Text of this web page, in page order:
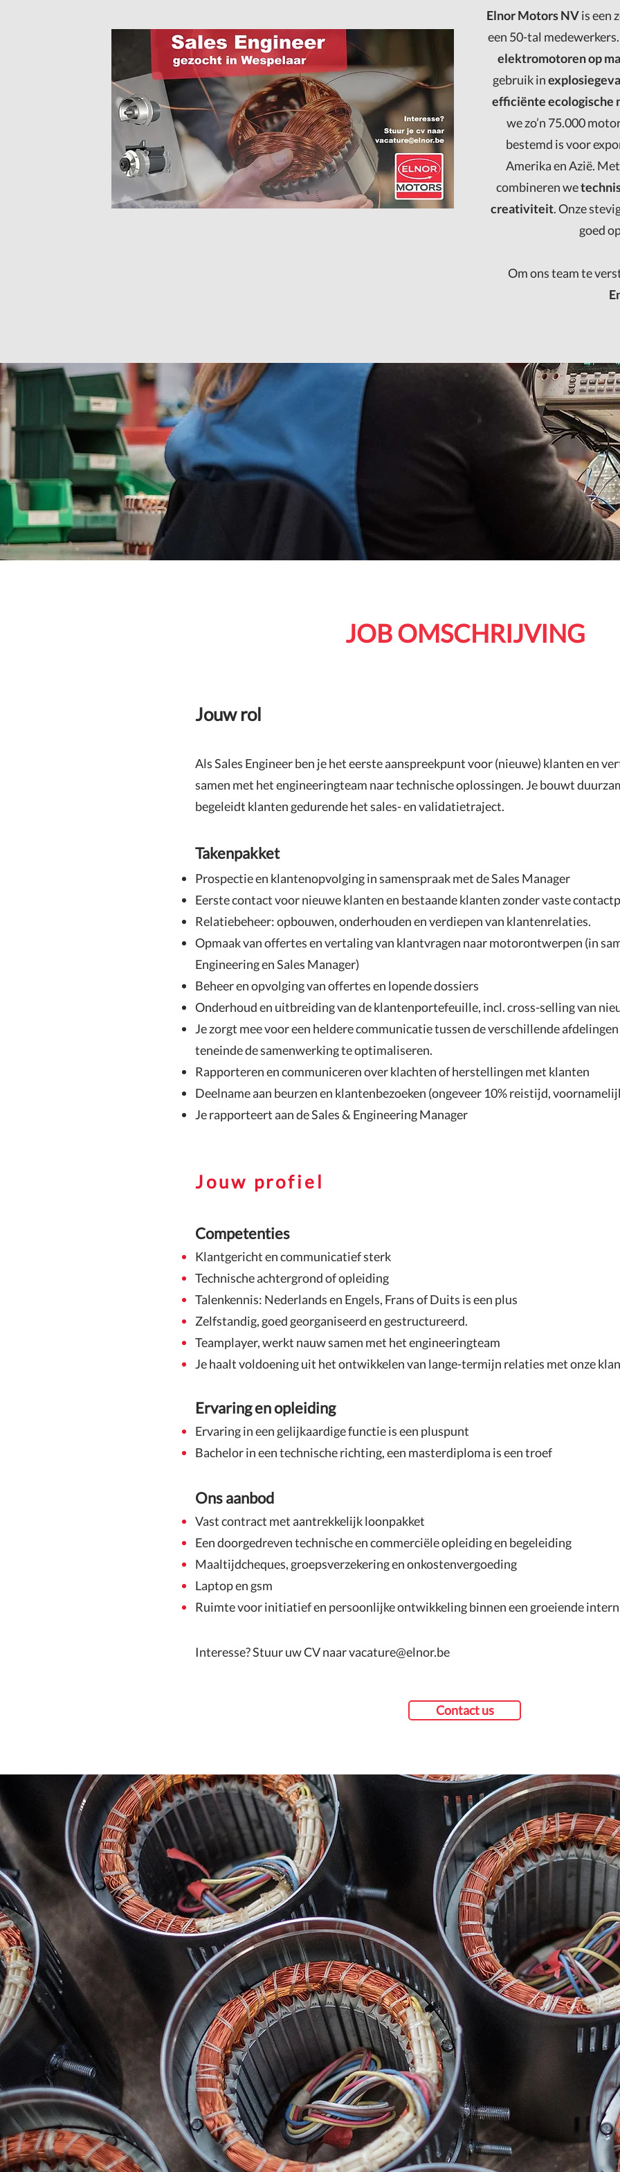
Elnor Motors NVis een
een 50-tal
elektromotoren op
gebruik in
efficiënte ecologische
we zo’n 75.000
bestemd is voor
Amerika en Azië.
combineren we
creativiteit. Onze
goed
Om ons team te
JOB OMSCHRIJVING
Jouw rol
Als Sales Engineer ben je het eerste aanspreekpunt voor (nieuwe) klanten en
samen met het engineeringteam naar technische oplossingen. Je bouwt
begeleidt klanten gedurende het sales- en validatietraject.​
Takenpakket
Prospectie en klantenopvolging in samenspraak met de Sales Manager
Eerste contact voor nieuwe klanten en bestaande klanten zonder vaste
Relatiebeheer: opbouwen, onderhouden en verdiepen van klantenrelaties.
Opmaak van offertes en vertaling van klantvragen naar motorontwerpen (in
Engineering en Sales Manager)
Beheer en opvolging van offertes en lopende dossiers
Onderhoud en uitbreiding van de klantenportefeuille, incl. cross-selling van
Je zorgt mee voor een heldere communicatie tussen de verschillende
teneinde de samenwerking te optimaliseren.
Rapporteren en communiceren over klachten of herstellingen met klanten
Deelname aan beurzen en klantenbezoeken (ongeveer 10% reistijd,
Je rapporteert aan de Sales & Engineering Manager
Jouw profiel
Competenties
Klantgericht en communicatief sterk
Technische achtergrond of opleiding
Talenkennis: Nederlands en Engels, Frans of Duits is een plus
Zelfstandig, goed georganiseerd en gestructureerd.
Teamplayer, werkt nauw samen met het engineeringteam
Je haalt voldoening uit het ontwikkelen van lange-termijn relaties met onze
Ervaring en opleiding
Ervaring in een gelijkaardige functie is een pluspunt
Bachelor in een technische richting, een masterdiploma is een troef
Ons aanbod
Vast contract met aantrekkelijk loonpakket
Een doorgedreven technische en commerciële opleiding en begeleiding
Maaltijdcheques, groepsverzekering en onkostenvergoeding
Laptop en gsm
Ruimte voor initiatief en persoonlijke ontwikkeling binnen een groeiende
Interesse? Stuur uw CV naarvacature@elnor.be
Contact us